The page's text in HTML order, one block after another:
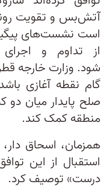
آتش‌بس و تقویت
است نشست‌های
از تداوم و
شود. وزارت خارجه
گام نقطه آغازی
صلح پایدار میان
منطقه کمک کند.
همزمان، اسحاق دار،
استقبال از این
درست» توصیف کرد.